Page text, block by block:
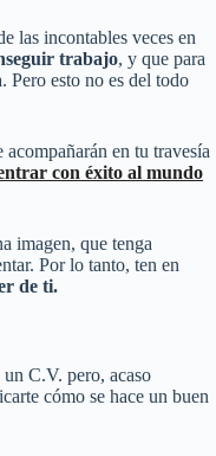
las incontables veces en
trabajo, y que para
Pero esto no es del todo
en tu travesía
con éxito al mundo
imagen, que tenga
Por lo tanto, ten en
de ti.
C.V. pero, acaso
cómo se hace un buen